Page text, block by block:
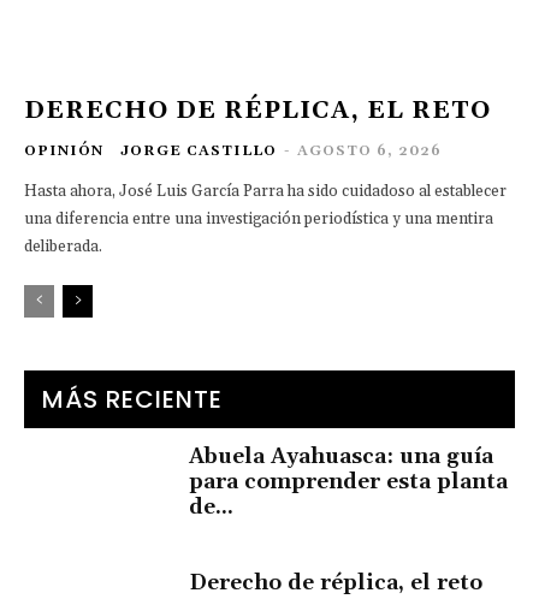
DERECHO DE RÉPLICA, EL RETO
OPINIÓN JORGE CASTILLO - AGOSTO 6, 2026
Hasta ahora, José Luis García Parra ha sido cuidadoso al establecer
una diferencia entre una investigación periodística y una mentira
deliberada.
MÁS RECIENTE
Abuela Ayahuasca: una guía
para comprender esta planta
de...
Derecho de réplica, el reto